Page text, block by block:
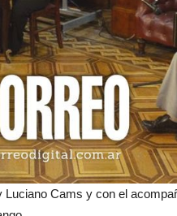
Cams y con el